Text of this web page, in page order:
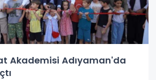
Akademisi Adıyaman'da